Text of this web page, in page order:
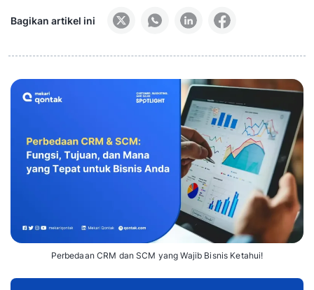
Bagikan artikel ini
Perbedaan CRM dan SCM yang Wajib Bisnis Ketahui!